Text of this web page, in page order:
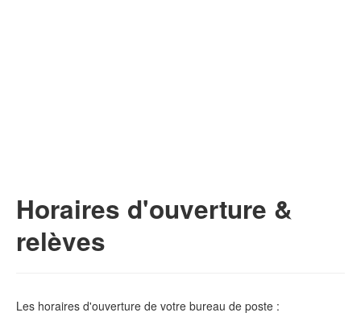
Horaires d'ouverture &
relèves
Les horaires d'ouverture de votre bureau de poste :